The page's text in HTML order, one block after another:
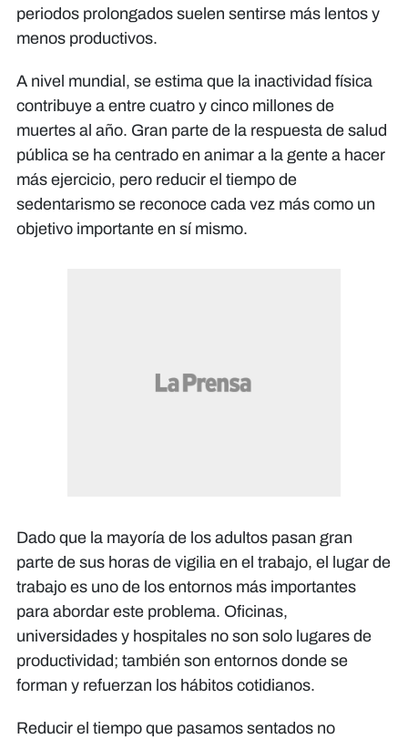
periodos prolongados suelen sentirse más lentos y
menos productivos.
A nivel mundial, se estima que la inactividad física
contribuye a entre cuatro y cinco millones de
muertes al año. Gran parte de la respuesta de salud
pública se ha centrado en animar a la gente a hacer
más ejercicio, pero reducir el tiempo de
sedentarismo se reconoce cada vez más como un
objetivo importante en sí mismo.
Dado que la mayoría de los adultos pasan gran
parte de sus horas de vigilia en el trabajo, el lugar de
trabajo es uno de los entornos más importantes
para abordar este problema. Oficinas,
universidades y hospitales no son solo lugares de
productividad; también son entornos donde se
forman y refuerzan los hábitos cotidianos.
Reducir el tiempo que pasamos sentados no